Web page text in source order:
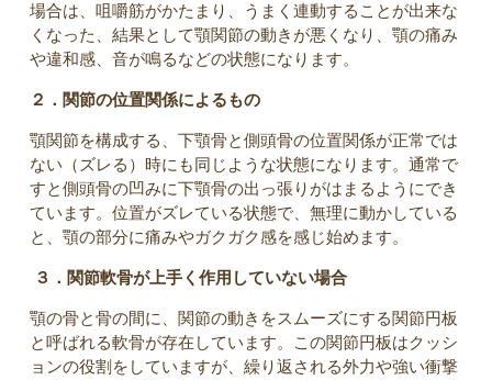
場合は、咀嚼筋がかたまり、うまく連動することが出来な
くなった、結果として顎関節の動きが悪くなり、顎の痛み
や違和感、音が鳴るなどの状態になります。
２．関節の位置関係によるもの
顎関節を構成する、下顎骨と側頭骨の位置関係が正常では
ない（ズレる）時にも同じような状態になります。通常で
すと側頭骨の凹みに下顎骨の出っ張りがはまるようにでき
ています。位置がズレている状態で、無理に動かしている
と、顎の部分に痛みやガクガク感を感じ始めます。
３．関節軟骨が上手く作用していない場合
顎の骨と骨の間に、関節の動きをスムーズにする関節円板
と呼ばれる軟骨が存在しています。この関節円板はクッシ
ョンの役割をしていますが、繰り返される外力や強い衝撃